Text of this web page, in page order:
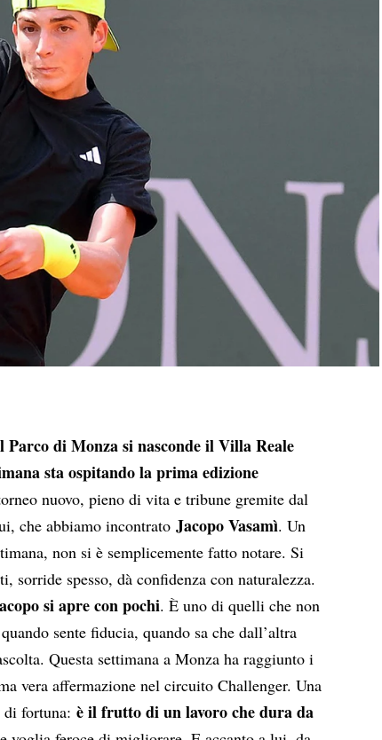
di Monza si nasconde il Villa Reale
sta ospitando la prima edizione
nuovo, pieno di vita e tribune gremite dal
che abbiamo incontratoJacopo Vasamì. Un
non si è semplicemente fatto notare. Si
sorride spesso, dà confidenza con naturalezza.
si apre con pochi. È uno di quelli che non
sente fiducia, quando sa che dall’altra
Questa settimana a Monza ha raggiunto i
vera affermazione nel circuito Challenger. Una
di fortuna:è il frutto di un lavoro che dura da